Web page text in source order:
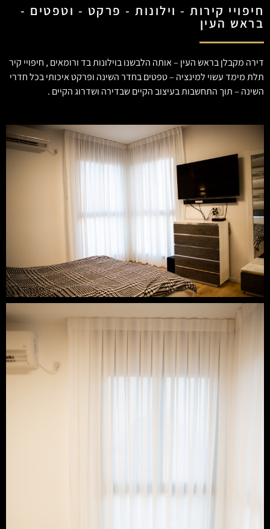
חיפויי קירות - וילונות - פרקט - וטפטים -
בראש העין
דירה מקבלן בראש העין – אותה הלבשנו בוילונות בד ורומאים , חיפויי קיר
תלת מימד עשוי למינציה – טפטים בחדר השינה ופרקט איכותי בכל חדרי
השינה – תוך התחשבות בעיצוב הקיים שבדירה ושדרוג הקיים .